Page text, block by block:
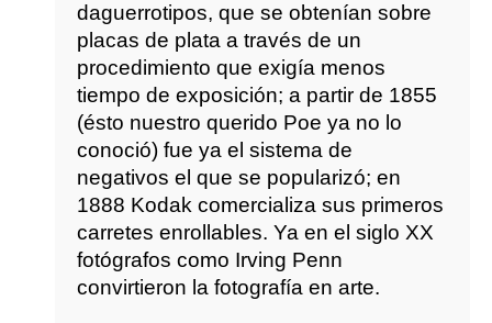
daguerrotipos, que se obtenían sobre
placas de plata a través de un
procedimiento que exigía menos
tiempo de exposición; a partir de 1855
(ésto nuestro querido Poe ya no lo
conoció) fue ya el sistema de
negativos el que se popularizó; en
1888 Kodak comercializa sus primeros
carretes enrollables. Ya en el siglo XX
fotógrafos como Irving Penn
convirtieron la fotografía en arte.